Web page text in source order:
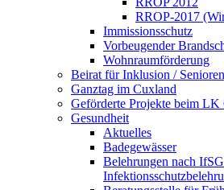
RROP-2017
Immissionsschutz
Vorbeugender
Wohnraumförderung
Beirat für Inklusion /
Ganztag im Cuxland
Geförderte Projekte beim LK
Gesundheit
Aktuelles
Badegewässer
Belehrungen nach